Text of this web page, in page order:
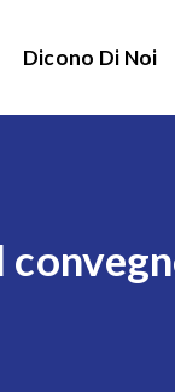
Dicono Di Noi